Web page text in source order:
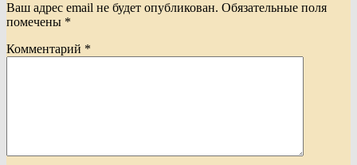
Ваш адрес email не будет опубликован. Обязательные поля
помечены *
Комментарий *